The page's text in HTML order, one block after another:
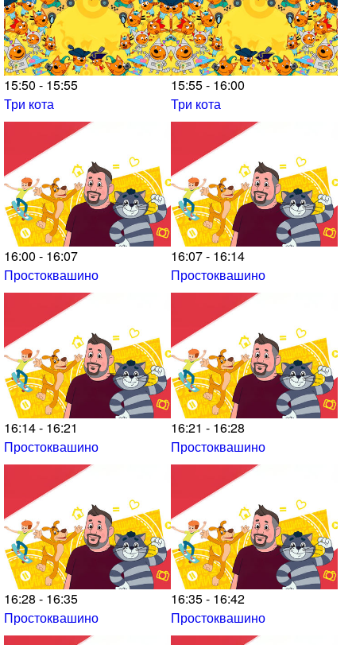
15:50 - 15:55
Три кота
15:55 - 16:00
Три кота
16:00 - 16:07
Простоквашино
16:07 - 16:14
Простоквашино
16:14 - 16:21
Простоквашино
16:21 - 16:28
Простоквашино
16:28 - 16:35
Простоквашино
16:35 - 16:42
Простоквашино